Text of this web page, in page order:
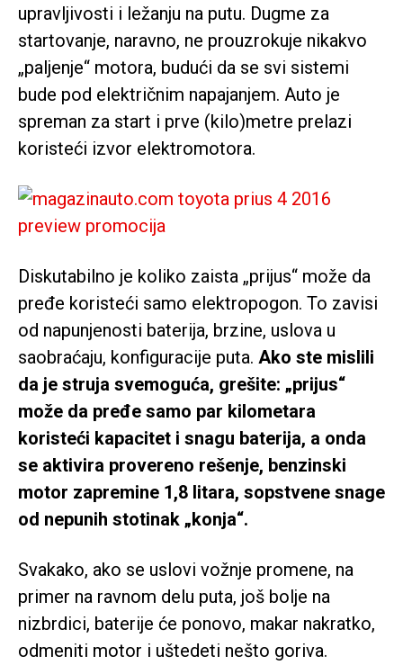
upravljivosti i ležanju na putu. Dugme za
startovanje, naravno, ne prouzrokuje nikakvo
„paljenje“ motora, budući da se svi sistemi
bude pod električnim napajanjem. Auto je
spreman za start i prve (kilo)metre prelazi
koristeći izvor elektromotora.
Diskutabilno je koliko zaista „prijus“ može da
pređe koristeći samo elektropogon. To zavisi
od napunjenosti baterija, brzine, uslova u
saobraćaju, konfiguracije puta. Ako ste mislili
da je struja svemoguća, grešite: „prijus“
može da pređe samo par kilometara
koristeći kapacitet i snagu baterija, a onda
se aktivira provereno rešenje, benzinski
motor zapremine 1,8 litara, sopstvene snage
od nepunih stotinak „konja“.
Svakako, ako se uslovi vožnje promene, na
primer na ravnom delu puta, još bolje na
nizbrdici, baterije će ponovo, makar nakratko,
odmeniti motor i uštedeti nešto goriva.